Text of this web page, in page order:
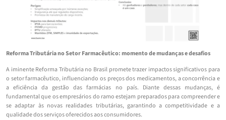
Reforma Tributária no Setor Farmacêutico: momento de mudanças e desafios
A iminente Reforma Tributária no Brasil promete trazer impactos significativos para
o setor farmacêutico, influenciando os preços dos medicamentos, a concorrência e
a eficiência da gestão das farmácias no país. Diante dessas mudanças, é
fundamental que os empresários do ramo estejam preparados para compreender e
se adaptar às novas realidades tributárias, garantindo a competitividade e a
qualidade dos serviços oferecidos aos consumidores.